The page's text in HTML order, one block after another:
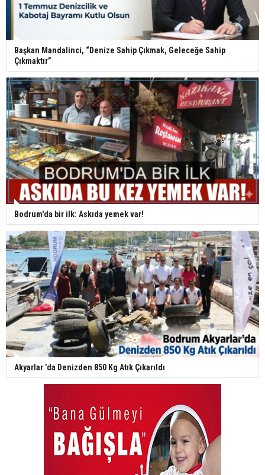
Başkan Mandalinci, “Denize Sahip Çıkmak, Geleceğe Sahip
Çıkmaktır”
Bodrum'da bir ilk: Askıda yemek var!
Akyarlar ’da Denizden 850 Kg Atık Çıkarıldı